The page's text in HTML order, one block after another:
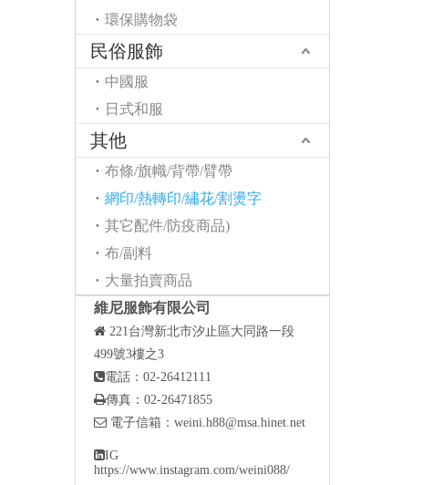
環保購物袋
民俗服飾
中國服
日式和服
其他
布條/旗幟/背帶/臂帶
網印/熱轉印/繡花/割燙字
其它配件/防疫商品)
布/副料
大量拍賣商品
維尼服飾有限公司
 221台灣新北市汐止區大同路一段
499號3樓之3
電話：02-26412111
傳真：02-26471855
 電子信箱： weini.h88@msa.hinet.net
IG
https://www.instagram.com/weini088/